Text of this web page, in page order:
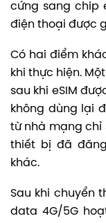
cứng sang chip
điện thoại được
Có hai điểm
khi thực hiện.
sau khi eSIM
không dùng lại
từ nhà mạng chỉ
thiết bị đã
khác.
Sau khi chuyển
data 4G/5G